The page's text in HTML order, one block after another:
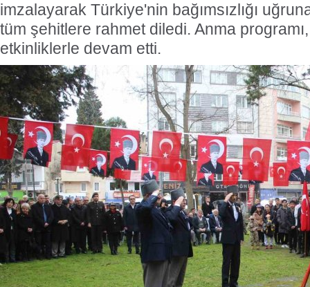
imzalayarak Türkiye'nin bağımsızlığı
tüm şehitlere rahmet diledi. Anma
etkinliklerle devam etti.